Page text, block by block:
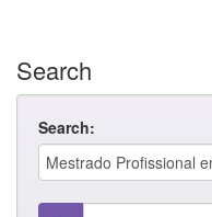
Search
Search: